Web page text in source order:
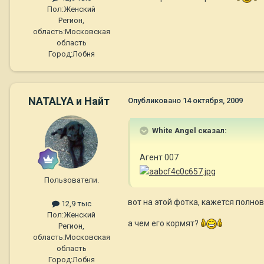
Пол:Женский
Регион,
область:Московская
область
Город:Лобня
NATALYA и Найт
Пользователи.
12,9 тыс
Пол:Женский
Регион,
область:Московская
область
Город:Лобня
Опубликовано 14 октября, 2009
White Angel сказал:
Агент 007
вот на этой фотка, кажется
а чем его кормят?